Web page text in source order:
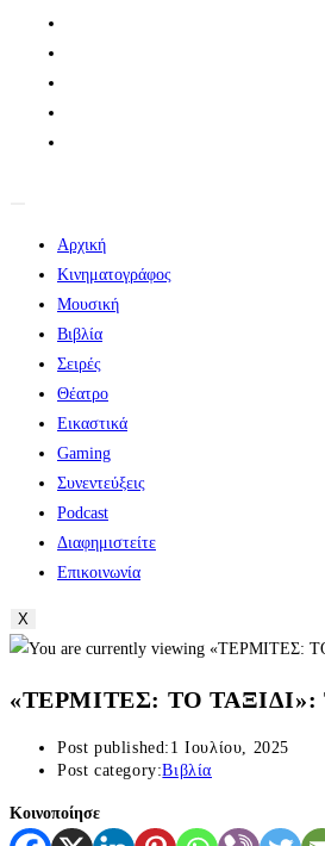
Αρχική
Κινηματογράφος
Μουσική
Βιβλία
Σειρές
Θέατρο
Εικαστικά
Gaming
Συνεντεύξεις
Podcast
Διαφημιστείτε
Επικοινωνία
X
«ΤΕΡΜΙΤΕΣ: ΤΟ ΤΑΞΙΔΙ»:
Post published: 1 Ιουλίου, 2025
Post category:Βιβλία
Κοινοποίησε